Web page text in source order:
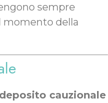
sempre
momento della
deposito cauzionale